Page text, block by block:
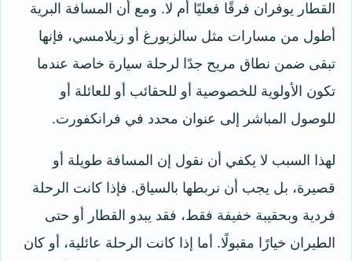
القطار يوفران فرقًا فعليًا أم لا. ومع أن المسافة البرية
أطول من مسارات مثل سالزبورغ أو زيلامسي، فإنها
تبقى ضمن نطاق مريح جدًا لرحلة سيارة خاصة عندما
تكون الأولوية للخصوصية أو للحقائب أو للعائلة أو
للوصول المباشر إلى عنوان محدد في فرانكفورت.
لهذا السبب لا يكفي أن نقول إن المسافة طويلة أو
قصيرة، بل يجب أن نربطها بالسياق. فإذا كانت الرحلة
فردية وبحقيبة خفيفة فقط، فقد يبدو القطار أو حتى
الطيران خيارًا مقبولًا. أما إذا كانت الرحلة عائلية، أو كان